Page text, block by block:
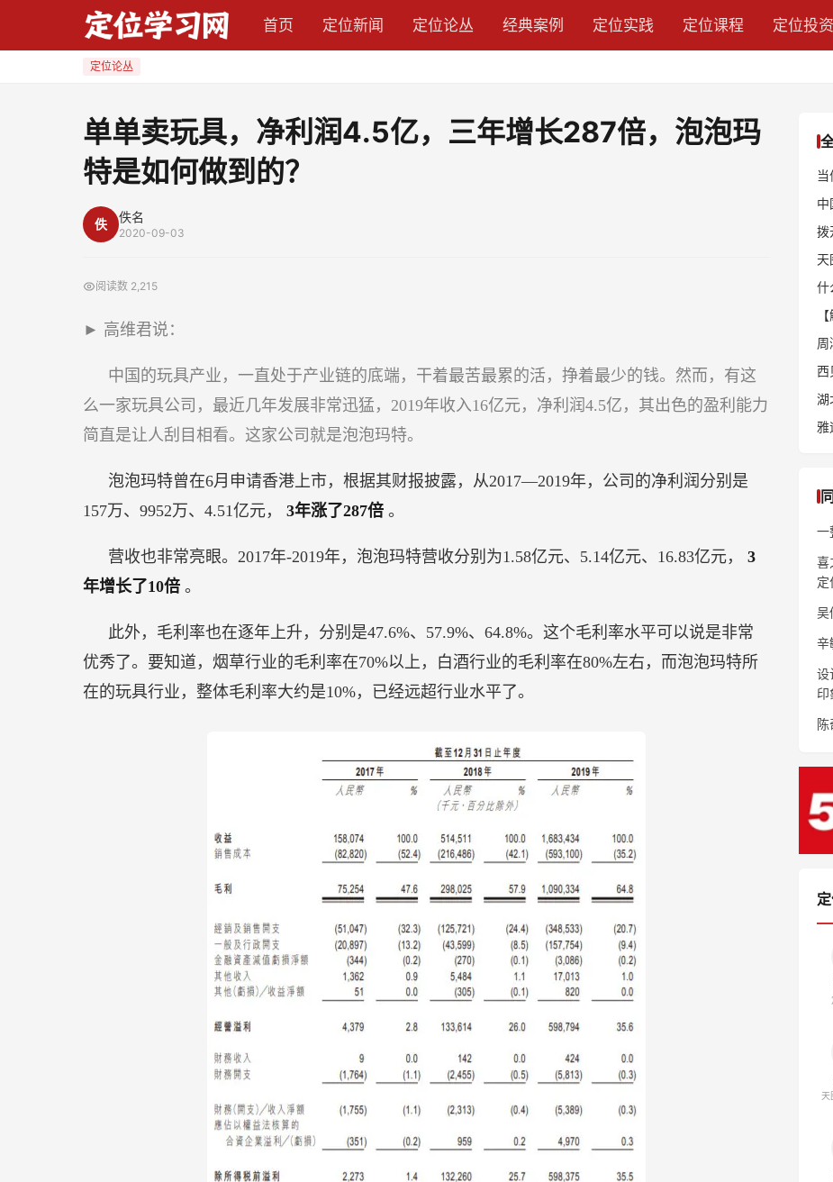
首页 定位新闻 定位论丛 经典案例 定位实践 定位课程 定位投资
定位论丛
单单卖玩具，净利润4.5亿，三年增长287倍，泡泡玛
特是如何做到的？
佚 佚名
2020-09-03
阅读数 2,215
► 高维君说：
中国的玩具产业，一直处于产业链的底端，干着最苦最累的活，挣着最少的钱。然而，有这
么一家玩具公司，最近几年发展非常迅猛，2019年收入16亿元，净利润4.5亿，其出色的盈利能力
简直是让人刮目相看。这家公司就是泡泡玛特。
泡泡玛特曾在6月申请香港上市，根据其财报披露，从2017—2019年，公司的净利润分别是
157万、9952万、4.51亿元， 3年涨了287倍 。
营收也非常亮眼。2017年-2019年，泡泡玛特营收分别为1.58亿元、5.14亿元、16.83亿元， 3
年增长了10倍 。
此外，毛利率也在逐年上升，分别是47.6%、57.9%、64.8%。这个毛利率水平可以说是非常
优秀了。要知道，烟草行业的毛利率在70%以上，白酒行业的毛利率在80%左右，而泡泡玛特所
在的玩具行业，整体毛利率大约是10%，已经远超行业水平了。
中
拨
天
什
周
西
湖
雅
一
喜
定
吴
辛
设
印
天